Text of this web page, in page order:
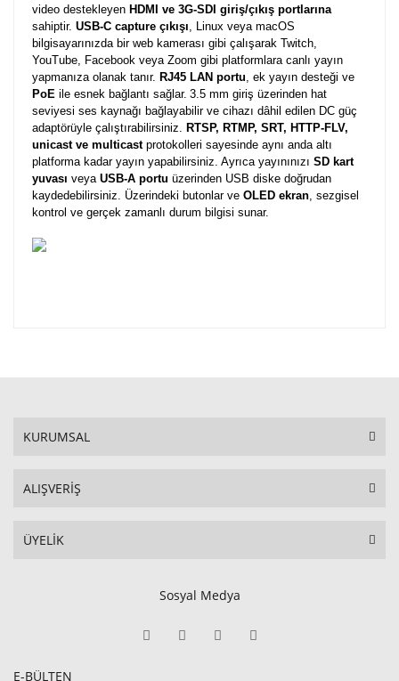
video destekleyen HDMI ve 3G-SDI giriş/çıkış portlarına
sahiptir. USB-C capture çıkışı, Linux veya macOS
bilgisayarınızda bir web kamerası gibi çalışarak Twitch,
YouTube, Facebook veya Zoom gibi platformlara canlı yayın
yapmanıza olanak tanır. RJ45 LAN portu, ek yayın desteği ve
PoE ile esnek bağlantı sağlar. 3.5 mm giriş üzerinden hat
seviyesi ses kaynağı bağlayabilir ve cihazı dâhil edilen DC güç
adaptörüyle çalıştırabilirsiniz. RTSP, RTMP, SRT, HTTP-FLV,
unicast ve multicastprotokolleri sayesinde aynı anda altı
platforma kadar yayın yapabilirsiniz. Ayrıca yayınınızı SD kart
yuvası veya USB-A portu üzerinden USB diske doğrudan
kaydedebilirsiniz. Üzerindeki butonlar ve OLED ekran, sezgisel
kontrol ve gerçek zamanlı durum bilgisi sunar.
KURUMSAL
ALIŞVERİŞ
ÜYELİK
Sosyal Medya
E-BÜLTEN